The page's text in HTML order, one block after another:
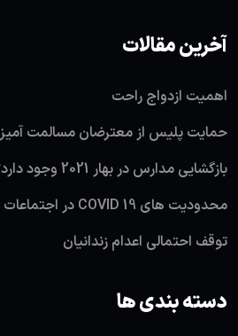
آخرین مقالات
اهمیت ازدواج راحت
حمایت پلیس از معترضان مسالمت آمیز
بازگشایی مدارس در بهار 2021 وجود دارد؟
محدودیت های COVID 19 در اجتماعات
توقف احتمالی اعدام زندانیان
دسته بندی ها